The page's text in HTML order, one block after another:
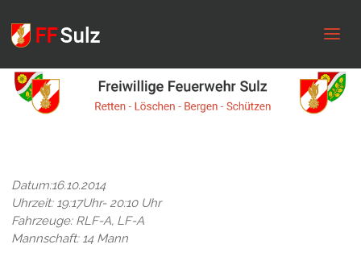
Datum:16.10.2014
Uhrzeit: 19:17Uhr- 20:10 Uhr
Fahrzeuge: RLF-A, LF-A
Mannschaft: 14 Mann